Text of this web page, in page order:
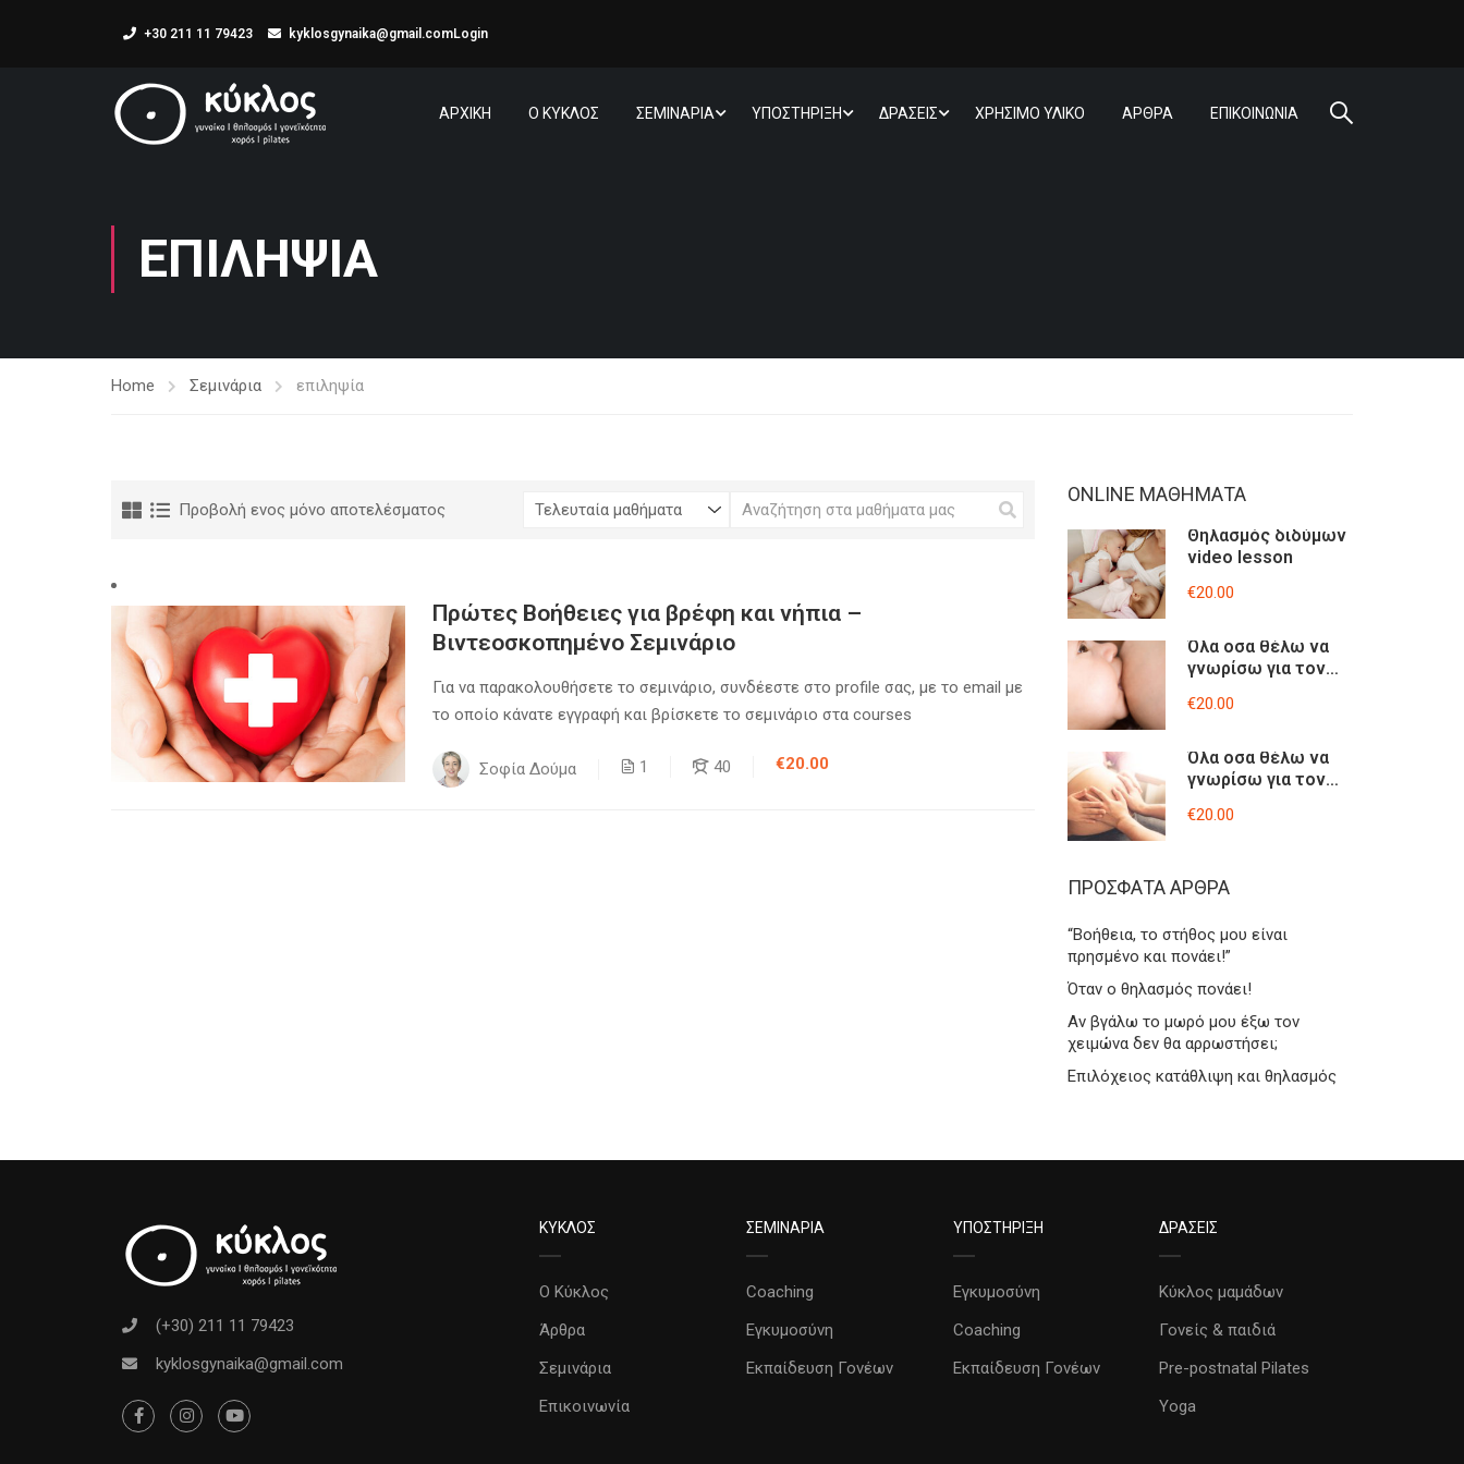
+30 211 11 79423 kyklosgynaika@gmail.comLogin
ΑΡΧΙΚΗ Ο ΚΥΚΛΟΣ ΣΕΜΙΝΑΡΙΑ ΥΠΟΣΤΗΡΙΞΗ ΔΡΑΣΕΙΣ ΧΡΗΣΙΜΟ ΥΛΙΚΟ ΑΡΘΡΑ ΕΠΙΚΟΙΝΩΝΙΑ
ΕΠΙΛΗΨΊΑ
Home Σεμινάρια επιληψία
Προβολή ενος μόνο αποτελέσματος
Πρώτες Βοήθειες για βρέφη και νήπια –
Βιντεοσκοπημένο Σεμινάριο
Για να παρακολουθήσετε το σεμινάριο, συνδέεστε στο profile σας, με το email με
το οποίο κάνατε εγγραφή και βρίσκετε το σεμινάριο στα courses
Σοφία Δούμα 1 40 €20.00
ONLINE ΜΑΘΉΜΑΤΑ
Θηλασμός διδύμων
video lesson
€20.00
Όλα οσα θέλω να
γνωρίσω για τον
lesson
€20.00
Όλα οσα θέλω να
γνωρίσω για τον
Βιντεοσκοπημένο
€20.00
ΠΡΌΣΦΑΤΑ ΆΡΘΡΑ
“Βοήθεια, το στήθος μου είναι
πρησμένο και πονάει!”
Όταν ο θηλασμός πονάει!
Αν βγάλω το μωρό μου έξω τον
χειμώνα δεν θα αρρωστήσει;
Επιλόχειος κατάθλιψη και θηλασμός
(+30) 211 11 79423
kyklosgynaika@gmail.com
ΚΥΚΛΟΣ
Ο Κύκλος
Άρθρα
Σεμινάρια
Επικοινωνία
ΣΕΜΙΝΑΡΙΑ
Coaching
Εγκυμοσύνη
Εκπαίδευση Γονέων
ΥΠΟΣΤΗΡΙΞΗ
Εγκυμοσύνη
Coaching
Εκπαίδευση Γονέων
ΔΡΑΣΕΙΣ
Κύκλος μαμάδων
Γονείς & παιδιά
Pre-postnatal Pilates
Yoga